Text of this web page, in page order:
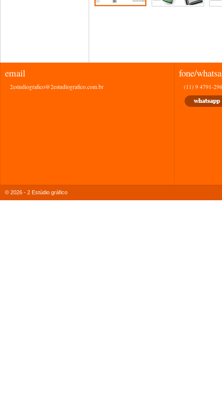
email
2estudiografico@2estudiografico.com.br
fone/
(11) 9 4791-
© 2026 - 2 Estúdio gráfico